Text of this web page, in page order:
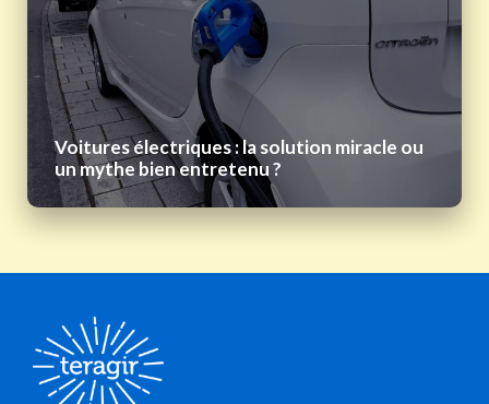
Voitures électriques : la solution miracle ou
un mythe bien entretenu ?